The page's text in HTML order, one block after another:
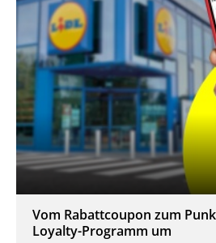
Vom Rabattcoupon zum
Loyalty-Programm um